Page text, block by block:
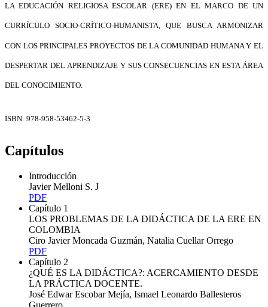
LA EDUCACIÓN RELIGIOSA ESCOLAR (ERE) EN EL MARCO DE UN
CURRÍCULO SOCIO-CRÍTICO-HUMANISTA, QUE BUSCA ARMONIZAR
CON LOS PRINCIPALES PROYECTOS DE LA COMUNIDAD HUMANA Y EL
DESPERTAR DEL APRENDIZAJE Y SUS CONSECUENCIAS EN ESTA ÁREA
DEL CONOCIMIENTO.
ISBN: 978-958-53462-5-3
Capítulos
Introducción
Javier Melloni S. J
PDF
Capítulo 1
LOS PROBLEMAS DE LA DIDÁCTICA DE LA ERE EN
COLOMBIA
Ciro Javier Moncada Guzmán, Natalia Cuellar Orrego
PDF
Capítulo 2
¿QUÉ ES LA DIDÁCTICA?: ACERCAMIENTO DESDE
LA PRÁCTICA DOCENTE.
José Edwar Escobar Mejía, Ismael Leonardo Ballesteros
Guerrero